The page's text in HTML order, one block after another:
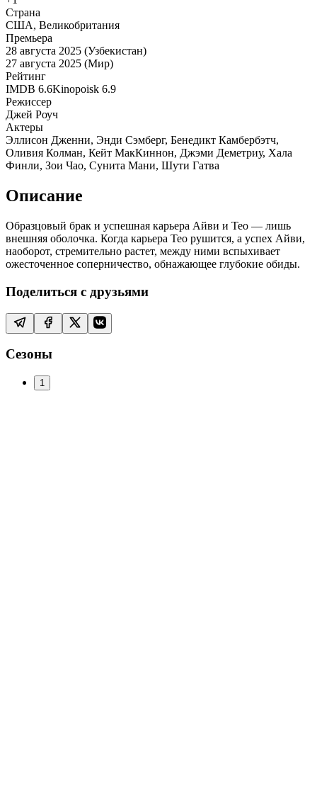
Страна
США, Великобритания
Премьера
28 августа 2025 (Узбекистан)
27 августа 2025 (Мир)
Рейтинг
IMDB 6.6Kinopoisk 6.9
Режиссер
Джей Роуч
Актеры
Эллисон Дженни, Энди Сэмберг, Бенедикт Камбербэтч,
Оливия Колман, Кейт МакКиннон, Джэми Деметриу, Хала
Финли, Зои Чао, Сунита Мани, Шути Гатва
Описание
Образцовый брак и успешная карьера Айви и Тео — лишь
внешняя оболочка. Когда карьера Тео рушится, а успех Айви,
наоборот, стремительно растет, между ними вспыхивает
ожесточенное соперничество, обнажающее глубокие обиды.
Поделиться с друзьями
Сезоны
1